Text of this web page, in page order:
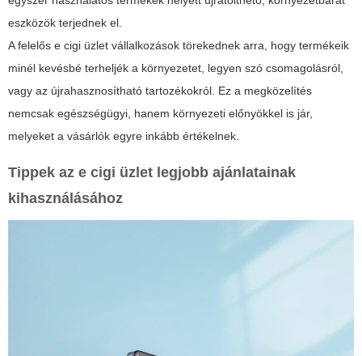
eszközök terjednek el.
A felelős e cigi üzlet vállalkozások törekednek arra, hogy termékeik
minél kevésbé terheljék a környezetet, legyen szó csomagolásról,
vagy az újrahasznosítható tartozékokról. Ez a megközelítés
nemcsak egészségügyi, hanem környezeti előnyökkel is jár,
melyeket a vásárlók egyre inkább értékelnek.
Tippek az e cigi üzlet legjobb ajánlatainak
kihasználásához